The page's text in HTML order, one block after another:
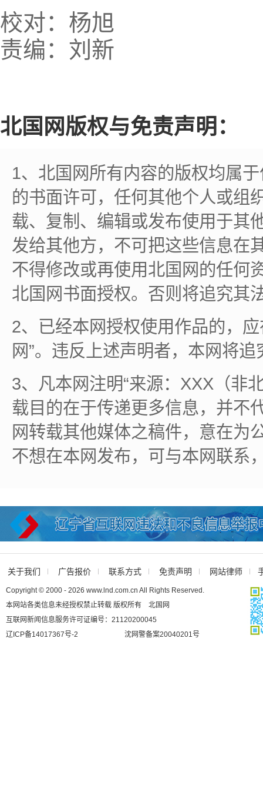
校对：杨旭
责编：刘新
北国网版权与免责声明：
1、北国网所有内容的版权均属
的书面许可，任何其他个人或组
载、复制、编辑或发布使用于其
发给其他方，不可把这些信息在
不得修改或再使用北国网的任何
北国网书面授权。否则将追究其
2、已经本网授权使用作品的，
网”。违反上述声明者，本网将
3、凡本网注明“来源：XXX（非
载目的在于传递更多信息，并不
网转载其他媒体之稿件，意在为
不想在本网发布，可与本网联系
关于我们 广告报价 联系方式 免责声明 网站律师
Copyright © 2000 - 2026 www.lnd.com.cn All Rights Reserved.
本网站各类信息未经授权禁止转载 版权所有 北国网
互联网新闻信息服务许可证编号：21120200045
辽ICP备14017367号-2
沈网警备案20040201号